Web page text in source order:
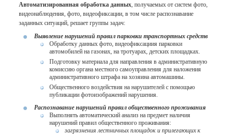
Автоматизированная обработка данных, получаемых от систем фото,
видеонаблюдения, фото, видеофиксации, в том числе распознавание
заданных ситуаций, решает группы задач:
Выявление нарушений правил парковки транспортных средств
Обработку данных фото, видеофиксациия парковки
автомобилей на газонах, на тротуарах, детских площадках.
Подготовку материала для направления в административную
комиссию органа местного самоуправления для наложения
административного штрафа на хозяина автомашины.
Общественного воздействия на нарушителей с помощью
публикации фотоизображений нарушения.
Распознавание нарушений правил общественного проживания
Выполнять автоматический анализ на предмет наличия
нарушений правил общественного проживания:
загрязнения лестничных площадок и прилегающих к